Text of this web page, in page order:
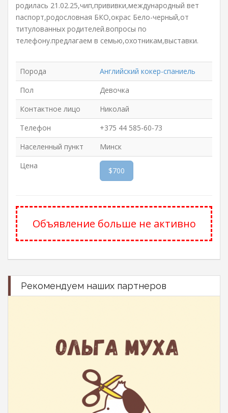
родилась 21.02.25,чип,прививки,международный вет
паспорт,родословная БКО,окрас Бело-черный,от
титулованных родителей.вопросы по
телефону.предлагаем в семью,охотникам,выставки.
Порода
Английский кокер-спаниель
Пол
Девочка
Контактное лицо
Николай
Телефон
+375 44 585-60-73
Населенный пункт
Минск
Цена
$700
Объявление больше не активно
Рекомендуем наших партнеров